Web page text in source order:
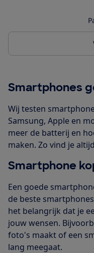
Smartphones
Wij testen
Samsung, Apple en
meer de batterij en
maken. Zo vind je
Smartphone
Een goede
de beste
het belangrijk dat je
jouw wensen.
foto's maakt of een
lang meegaat.